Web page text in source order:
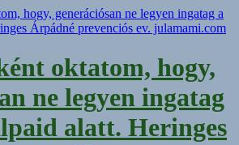
oktatom, hogy,
ne legyen ingatag
alatt. Heringes